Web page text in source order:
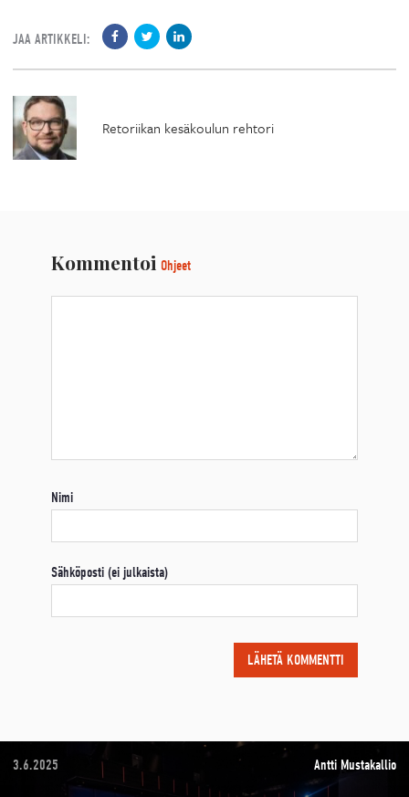
JAA ARTIKKELI:
Retoriikan kesäkoulun rehtori
Kommentoi Ohjeet
Nimi
Sähköposti (ei julkaista)
3.6.2025 Antti Mustakallio